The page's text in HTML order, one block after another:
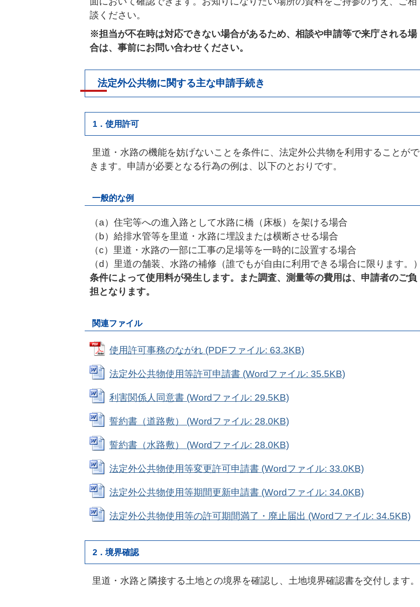
談ください。
※担当が不在時は対応できない場合があるため、相談や申請等で来庁される場
合は、事前にお問い合わせください。
法定外公共物に関する主な申請手続き
1．使用許可
里道・水路の機能を妨げないことを条件に、法定外公共物を利用することがで
きます。申請が必要となる行為の例は、以下のとおりです。
一般的な例
（a）住宅等への進入路として水路に橋（床板）を架ける場合
（b）給排水管等を里道・水路に埋設または横断させる場合
（c）里道・水路の一部に工事の足場等を一時的に設置する場合
（d）里道の舗装、水路の補修（誰でもが自由に利用できる場合に限ります。）
条件によって使用料が発生します。また調査、測量等の費用は、申請者のご負
担となります。
関連ファイル
使用許可事務のながれ (PDFファイル: 63.3KB)
法定外公共物使用等許可申請書 (Wordファイル: 35.5KB)
利害関係人同意書 (Wordファイル: 29.5KB)
誓約書（道路敷） (Wordファイル: 28.0KB)
誓約書（水路敷） (Wordファイル: 28.0KB)
法定外公共物使用等変更許可申請書 (Wordファイル: 33.0KB)
法定外公共物使用等期間更新申請書 (Wordファイル: 34.0KB)
法定外公共物使用等の許可期間満了・廃止届出 (Wordファイル: 34.5KB)
2．境界確認
里道・水路と隣接する土地との境界を確認し、土地境界確認書を交付します。